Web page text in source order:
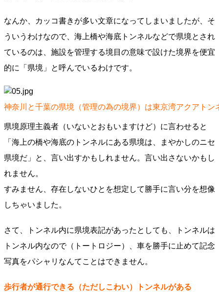
なんか、カッコ書きが多い文章になってしまいましたが、そ
ういうわけなので、海上橋や海底トンネルなどで県境とされ
ているのは、施設を管理する境目の意味で設けた境界を便宜
的に「県境」と呼んでいるわけです。
神奈川と千葉の県境（管理の為の境界）は東京湾アクアトン
県境原理主義者（いないとおもいますけど）に言わせると
「海上の橋や海底のトンネルにある県境は、まやかしのニセ
県境だ」と、言い出すかもしれません。言い出さないかもし
れません。
すみません、存在しないひとを想定して勝手に言い分を想像
しちゃいました。
さて、トンネル内に県境表記があったとしても、トンネルは
トンネル内なので（トートロジー）、車を勝手に止めて記念
写真をパシャリなんてことはできません。
歩行者が通行できる（ただしこわい）トンネルがある